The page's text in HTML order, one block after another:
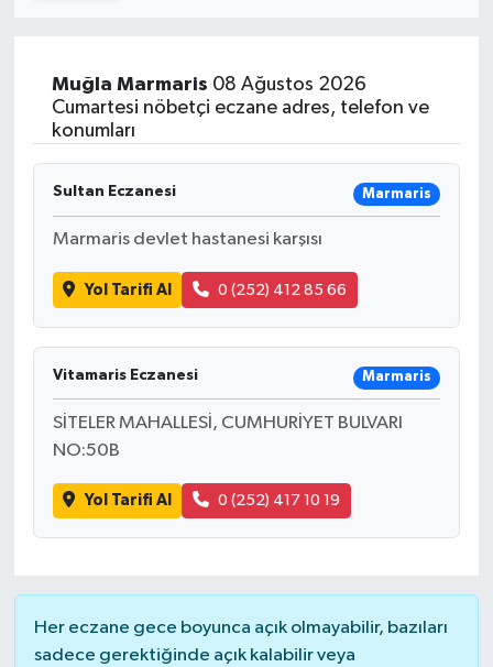
Muğla Marmaris 08 Ağustos 2026
Cumartesi nöbetçi eczane adres, telefon ve
konumları
Sultan Eczanesi Marmaris
Marmaris devlet hastanesi karşısı
Yol Tarifi Al 0 (252) 412 85 66
Vitamaris Eczanesi Marmaris
SİTELER MAHALLESİ, CUMHURİYET BULVARI
NO:50B
Yol Tarifi Al 0 (252) 417 10 19
Her eczane gece boyunca açık olmayabilir, bazıları
sadece gerektiğinde açık kalabilir veya
Kültür - Sanat